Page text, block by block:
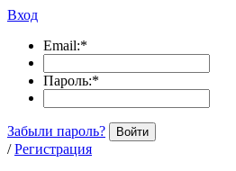
Вход
Email:*
Пароль:*
Забыли пароль? Войти
/ Регистрация